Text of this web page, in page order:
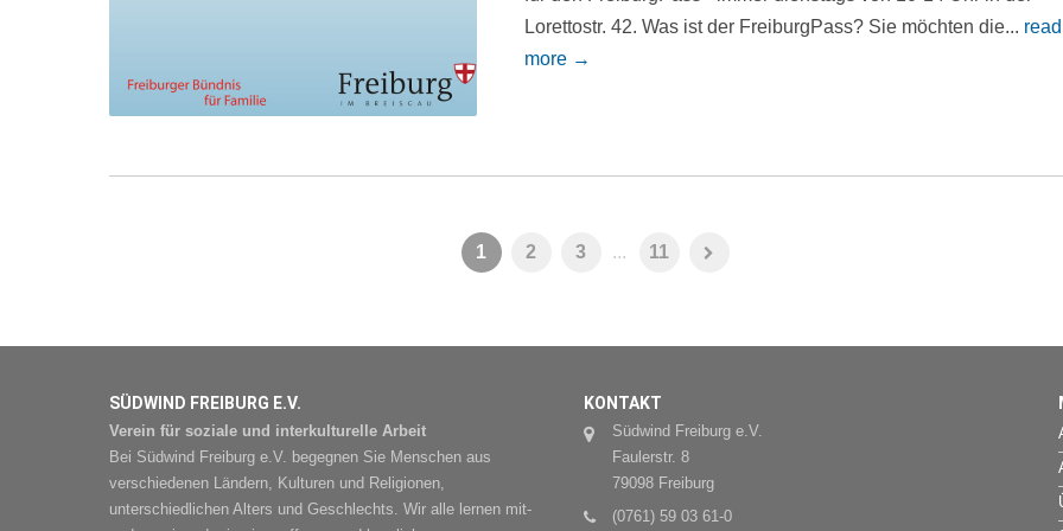
Lorettostr. 42. Was ist der FreiburgPass? Sie möchten die... read
more →
1 2 3 ... 11
SÜDWIND FREIBURG E.V.
Verein für soziale und interkulturelle Arbeit
Bei Südwind Freiburg e.V. begegnen Sie Menschen aus
verschiedenen Ländern, Kulturen und Religionen,
unterschiedlichen Alters und Geschlechts. Wir alle lernen mit-
KONTAKT
Südwind Freiburg e.V.
Faulerstr. 8
79098 Freiburg
(0761) 59 03 61-0